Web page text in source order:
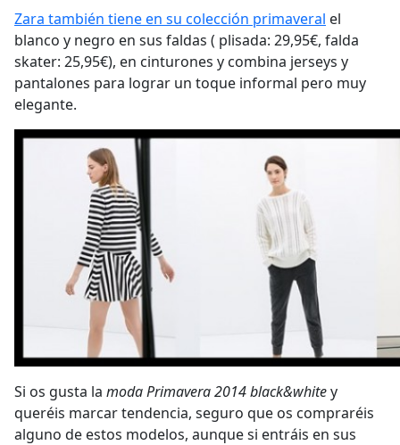
Zara también tiene en su colección primaveral el
blanco y negro en sus faldas ( plisada: 29,95€, falda
skater: 25,95€), en cinturones y combina jerseys y
pantalones para lograr un toque informal pero muy
elegante.
Si os gusta la moda Primavera 2014 black&whitey
queréis marcar tendencia, seguro que os compraréis
alguno de estos modelos, aunque si entráis en sus